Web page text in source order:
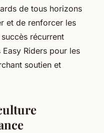
de tous horizons
et de renforcer les
récurrent
Riders pour les
soutien et